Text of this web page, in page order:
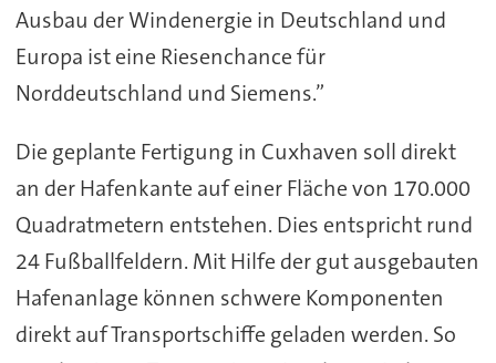
Ausbau der Windenergie in Deutschland und
Europa ist eine Riesenchance für
Norddeutschland und Siemens.”
Die geplante Fertigung in Cuxhaven soll direkt
an der Hafenkante auf einer Fläche von 170.000
Quadratmetern entstehen. Dies entspricht rund
24 Fußballfeldern. Mit Hilfe der gut ausgebauten
Hafenanlage können schwere Komponenten
direkt auf Transportschiffe geladen werden. So